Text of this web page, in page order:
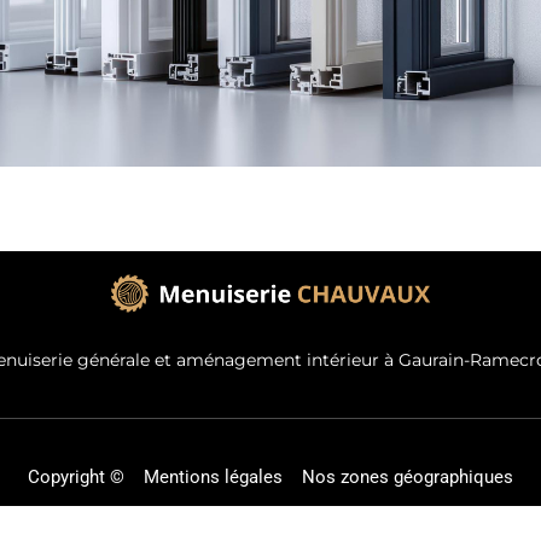
générale et aménagement intérieur à Gaurain-
Copyright © Mentions légales Nos zones géographiques